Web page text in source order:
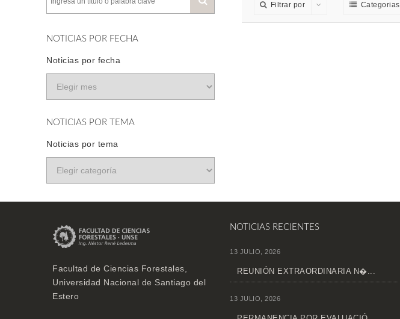
NOTICIAS POR FECHA
Noticias por fecha
NOTICIAS POR TEMA
Noticias por tema
Filtrar por Categorias
Facultad de Ciencias Forestales,
Universidad Nacional de Santiago del
Estero
NOTICIAS RECIENTES
13 JULIO, 2026
REUNIÓN EXTRAORDINARIA N�...
13 JULIO, 2026